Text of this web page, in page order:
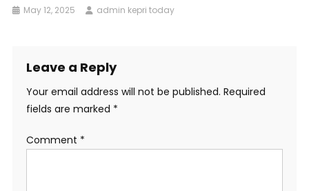
May 12, 2025 admin kepri today
Leave a Reply
Your email address will not be published. Required
fields are marked *
Comment *